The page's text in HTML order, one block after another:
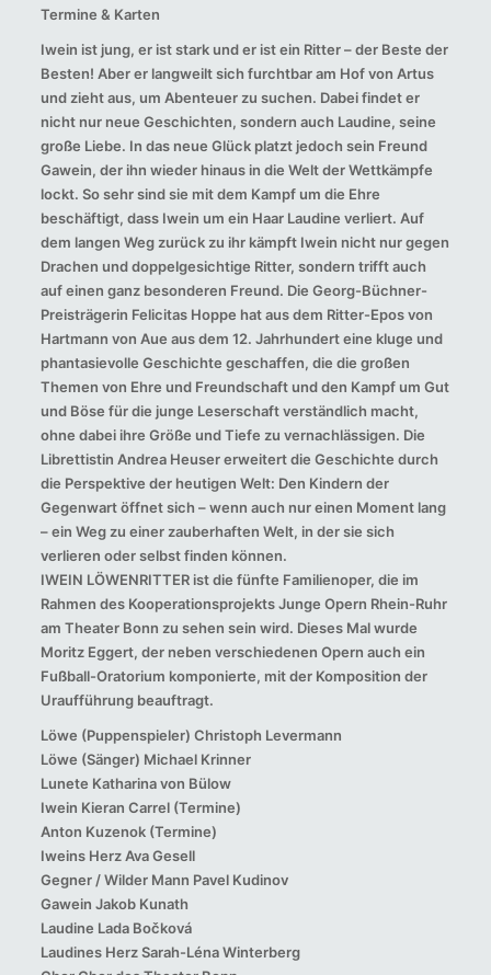
Termine & Karten
Iwein ist jung, er ist stark und er ist ein Ritter – der Beste der
Besten! Aber er langweilt sich furchtbar am Hof von Artus
und zieht aus, um Abenteuer zu suchen. Dabei findet er
nicht nur neue Geschichten, sondern auch Laudine, seine
große Liebe. In das neue Glück platzt jedoch sein Freund
Gawein, der ihn wieder hinaus in die Welt der Wettkämpfe
lockt. So sehr sind sie mit dem Kampf um die Ehre
beschäftigt, dass Iwein um ein Haar Laudine verliert. Auf
dem langen Weg zurück zu ihr kämpft Iwein nicht nur gegen
Drachen und doppelgesichtige Ritter, sondern trifft auch
auf einen ganz besonderen Freund. Die Georg-Büchner-
Preisträgerin Felicitas Hoppe hat aus dem Ritter-Epos von
Hartmann von Aue aus dem 12. Jahrhundert eine kluge und
phantasievolle Geschichte geschaffen, die die großen
Themen von Ehre und Freundschaft und den Kampf um Gut
und Böse für die junge Leserschaft verständlich macht,
ohne dabei ihre Größe und Tiefe zu vernachlässigen. Die
Librettistin Andrea Heuser erweitert die Geschichte durch
die Perspektive der heutigen Welt: Den Kindern der
Gegenwart öffnet sich – wenn auch nur einen Moment lang
– ein Weg zu einer zauberhaften Welt, in der sie sich
verlieren oder selbst finden können.
IWEIN LÖWENRITTER ist die fünfte Familienoper, die im
Rahmen des Kooperationsprojekts Junge Opern Rhein-Ruhr
am Theater Bonn zu sehen sein wird. Dieses Mal wurde
Moritz Eggert, der neben verschiedenen Opern auch ein
Fußball-Oratorium komponierte, mit der Komposition der
Uraufführung beauftragt.
Löwe (Puppenspieler) Christoph Levermann
Löwe (Sänger) Michael Krinner
Lunete Katharina von Bülow
Iwein Kieran Carrel (Termine)
Anton Kuzenok (Termine)
Iweins Herz Ava Gesell
Gegner / Wilder Mann Pavel Kudinov
Gawein Jakob Kunath
Laudine Lada Bočková
Laudines Herz Sarah-Léna Winterberg